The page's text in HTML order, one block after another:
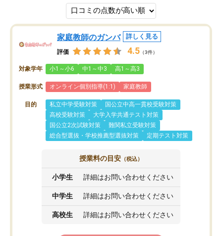
家庭教師のガンバ 詳しく見る
評価 4.5 （3件）
対象学年 小1～小6 中1～中3 高1～高3
授業形式 オンライン個別指導(1:1) 家庭教師
目的 私立中学受験対策
国公立中高一貫校受験対策
高校受験対策
大学入学共通テスト対策
国公立2次試験対策
難関私立受験対策
総合型選抜・学校推薦型選抜対策
定期テスト対策
授業料の目安 （税込）
小学生 詳細はお問い合わせください
中学生 詳細はお問い合わせください
高校生 詳細はお問い合わせください